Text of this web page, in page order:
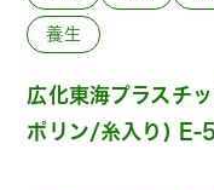
養生
広化東海プラスチ
ポリン/糸入り)